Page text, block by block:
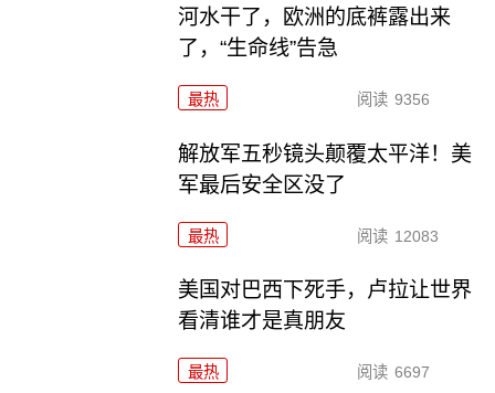
河水干了，欧洲的底裤露出来
了，“生命线”告急
最热 阅读 9356
解放军五秒镜头颠覆太平洋！美
军最后安全区没了
最热 阅读 12083
美国对巴西下死手，卢拉让世界
看清谁才是真朋友
最热 阅读 6697